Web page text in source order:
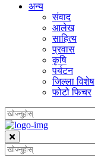
अन्य
संवाद
आलेख
साहित्य
प्रवास
कृषि
पर्यटन
जिल्ला विशेष
फोटो फिचर